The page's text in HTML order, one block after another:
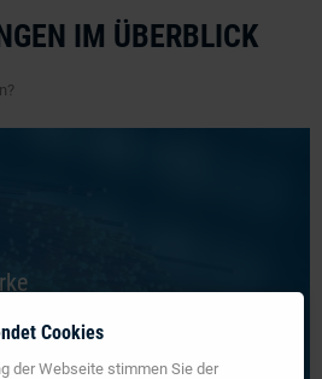
IM ÜBERBLICK
Cookies
der Webseite stimmen Sie der